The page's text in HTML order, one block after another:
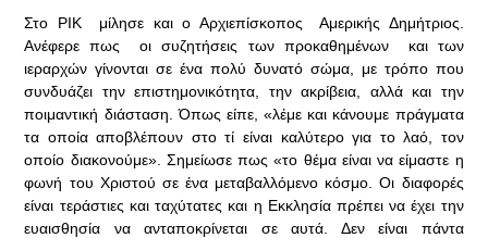
Στο ΡΙΚ μίλησε και ο Αρχιεπίσκοπος Αμερικής Δημήτριος.
Ανέφερε πως οι συζητήσεις των προκαθημένων και των
ιεραρχών γίνονται σε ένα πολύ δυνατό σώμα, με τρόπο που
συνδυάζει την επιστημονικότητα, την ακρίβεια, αλλά και την
ποιμαντική διάσταση. Όπως είπε, «λέμε και κάνουμε πράγματα
τα οποία αποβλέπουν στο τί είναι καλύτερο για το λαό, τον
οποίο διακονούμε». Σημείωσε πως «το θέμα είναι να είμαστε η
φωνή του Χριστού σε ένα μεταβαλλόμενο κόσμο. Οι διαφορές
είναι τεράστιες και ταχύτατες και η Εκκλησία πρέπει να έχει την
ευαισθησία να ανταποκρίνεται σε αυτά. Δεν είναι πάντα